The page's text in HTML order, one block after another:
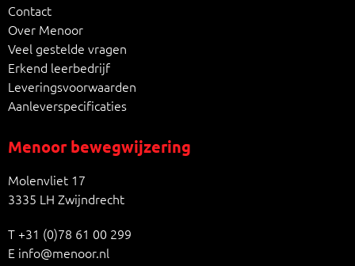
Contact
Over Menoor
Veel gestelde vragen
Erkend leerbedrijf
Leveringsvoorwaarden
Aanleverspecificaties
Menoor bewegwijzering
Molenvliet 17
3335 LH Zwijndrecht
T+31 (0)78 61 00 299
E info@menoor.nl